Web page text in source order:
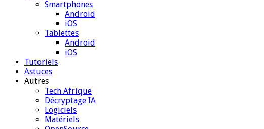
Smartphones
Android
iOS
Tablettes
Android
iOS
Tutoriels
Astuces
Autres
Tech Afrique
Décryptage IA
Logiciels
Matériels